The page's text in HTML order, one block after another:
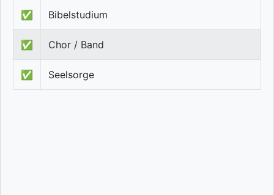
✅ Bibelstudium
✅ Chor / Band
✅ Seelsorge